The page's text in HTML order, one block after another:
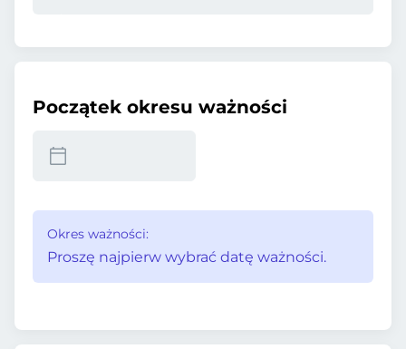
Początek okresu ważności
Okres ważności:
Proszę najpierw wybrać datę ważności.